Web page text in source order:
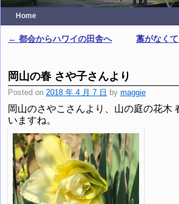
Home
Post navigation
← 都会からハワイの田舎へ
藁がなく
岡山の春 さや子さんより
Posted on 2018 年 4 月 7 日 by maggie
岡山のさやこさんより、山の庭の花木
いますね。